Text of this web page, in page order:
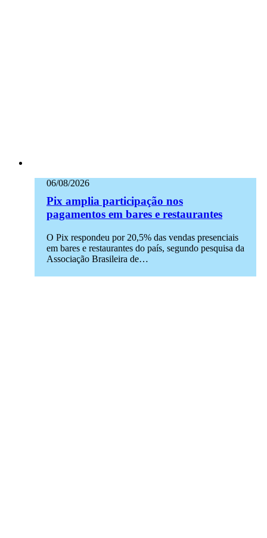
06/08/2026
Pix amplia participação nos
pagamentos em bares e restaurantes
O Pix respondeu por 20,5% das vendas presenciais
em bares e restaurantes do país, segundo pesquisa da
Associação Brasileira de…